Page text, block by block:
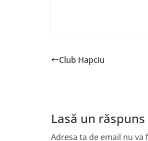
Club Hapciu
Lasă un răspuns
Adresa ta de email nu va